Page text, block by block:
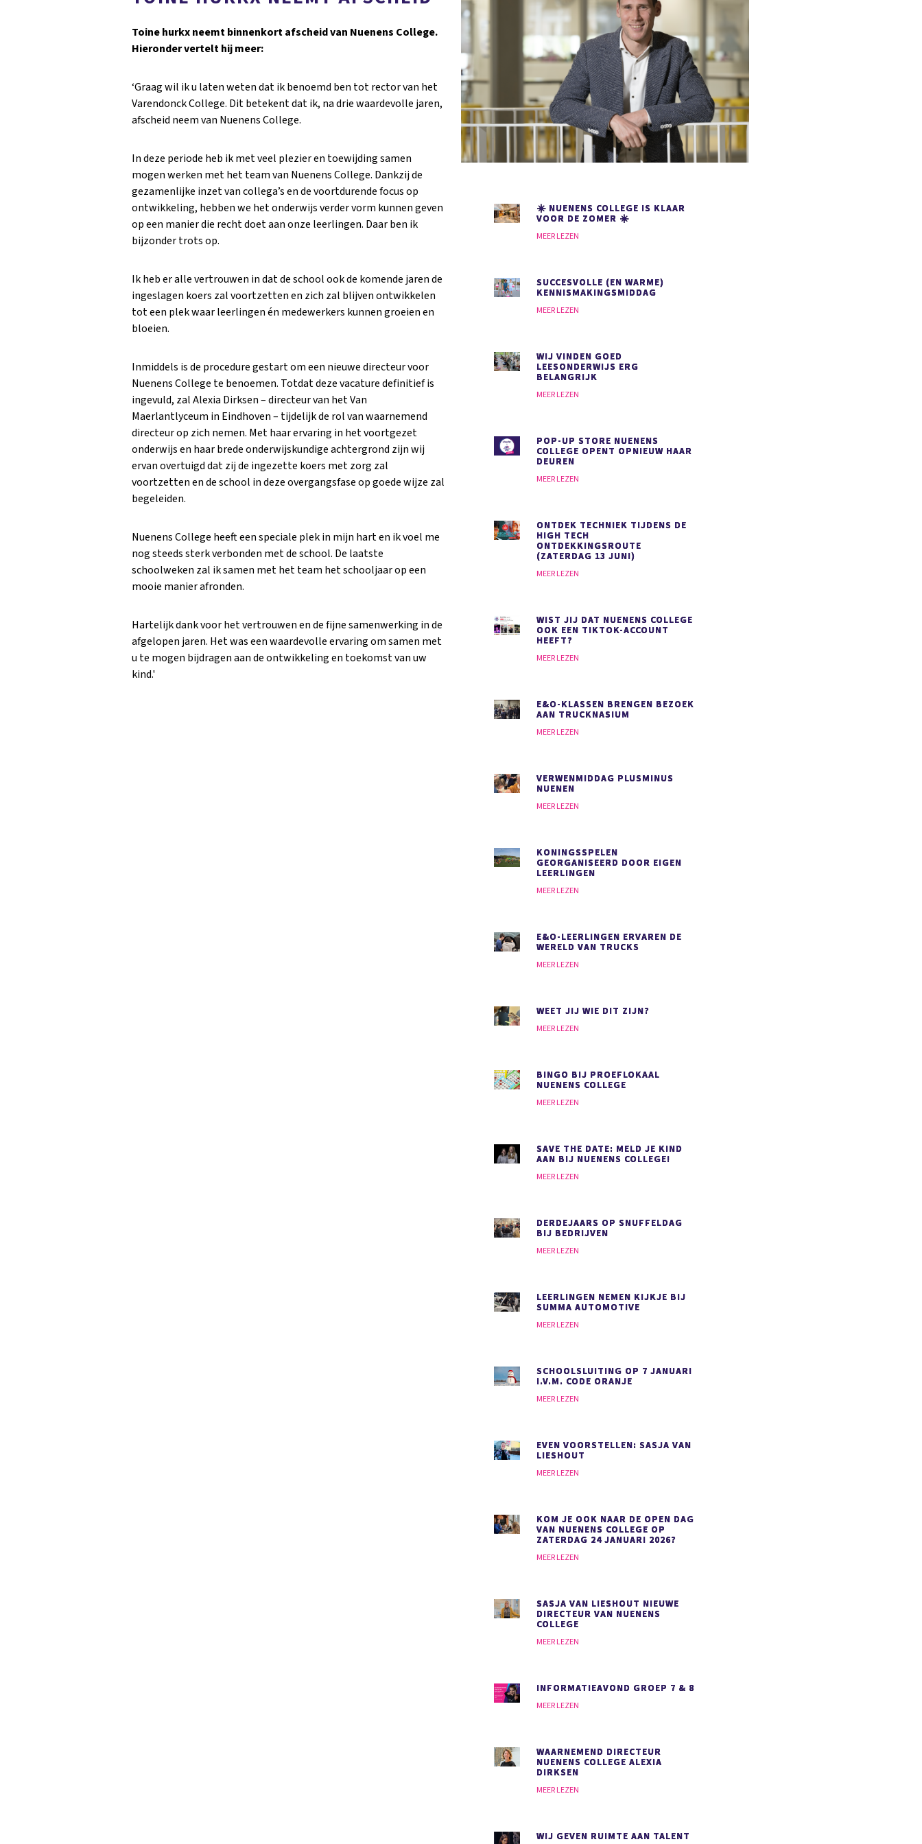
Toine hurkx neemt binnenkort afscheid van Nuenens College.
Hieronder vertelt hij meer:
‘Graag wil ik u laten weten dat ik benoemd ben tot rector van het
Varendonck College. Dit betekent dat ik, na drie waardevolle jaren,
afscheid neem van Nuenens College.
In deze periode heb ik met veel plezier en toewijding samen
mogen werken met het team van Nuenens College. Dankzij de
gezamenlijke inzet van collega’s en de voortdurende focus op
ontwikkeling, hebben we het onderwijs verder vorm kunnen geven
op een manier die recht doet aan onze leerlingen. Daar ben ik
bijzonder trots op.
Ik heb er alle vertrouwen in dat de school ook de komende jaren de
ingeslagen koers zal voortzetten en zich zal blijven ontwikkelen
tot een plek waar leerlingen én medewerkers kunnen groeien en
bloeien.
Inmiddels is de procedure gestart om een nieuwe directeur voor
Nuenens College te benoemen. Totdat deze vacature definitief is
ingevuld, zal Alexia Dirksen – directeur van het Van
Maerlantlyceum in Eindhoven – tijdelijk de rol van waarnemend
directeur op zich nemen. Met haar ervaring in het voortgezet
onderwijs en haar brede onderwijskundige achtergrond zijn wij
ervan overtuigd dat zij de ingezette koers met zorg zal
voortzetten en de school in deze overgangsfase op goede wijze zal
begeleiden.
Nuenens College heeft een speciale plek in mijn hart en ik voel me
nog steeds sterk verbonden met de school. De laatste
schoolweken zal ik samen met het team het schooljaar op een
mooie manier afronden.
Hartelijk dank voor het vertrouwen en de fijne samenwerking in de
afgelopen jaren. Het was een waardevolle ervaring om samen met
u te mogen bijdragen aan de ontwikkeling en toekomst van uw
kind.'
☀️ NUENENS COLLEGE IS KLAAR
VOOR DE ZOMER ☀️
MEER LEZEN
SUCCESVOLLE (EN WARME)
KENNISMAKINGSMIDDAG
MEER LEZEN
WIJ VINDEN GOED
LEESONDERWIJS ERG
BELANGRIJK
MEER LEZEN
POP-UP STORE NUENENS
COLLEGE OPENT OPNIEUW HAAR
DEUREN
MEER LEZEN
ONTDEK TECHNIEK TIJDENS DE
HIGH TECH
ONTDEKKINGSROUTE
(ZATERDAG 13 JUNI)
MEER LEZEN
WIST JIJ DAT NUENENS COLLEGE
OOK EEN TIKTOK-ACCOUNT
HEEFT?
MEER LEZEN
E&O-KLASSEN BRENGEN BEZOEK
AAN TRUCKNASIUM
MEER LEZEN
VERWENMIDDAG PLUSMINUS
NUENEN
MEER LEZEN
KONINGSSPELEN
GEORGANISEERD DOOR EIGEN
LEERLINGEN
MEER LEZEN
E&O-LEERLINGEN ERVAREN DE
WERELD VAN TRUCKS
MEER LEZEN
WEET JIJ WIE DIT ZIJN?
MEER LEZEN
BINGO BIJ PROEFLOKAAL
NUENENS COLLEGE
MEER LEZEN
SAVE THE DATE: MELD JE KIND
AAN BIJ NUENENS COLLEGE!
MEER LEZEN
DERDEJAARS OP SNUFFELDAG
BIJ BEDRIJVEN
MEER LEZEN
LEERLINGEN NEMEN KIJKJE BIJ
SUMMA AUTOMOTIVE
MEER LEZEN
SCHOOLSLUITING OP 7 JANUARI
I.V.M. CODE ORANJE
MEER LEZEN
EVEN VOORSTELLEN: SASJA VAN
LIESHOUT
MEER LEZEN
KOM JE OOK NAAR DE OPEN DAG
VAN NUENENS COLLEGE OP
ZATERDAG 24 JANUARI 2026?
MEER LEZEN
SASJA VAN LIESHOUT NIEUWE
DIRECTEUR VAN NUENENS
COLLEGE
MEER LEZEN
INFORMATIEAVOND GROEP 7 & 8
MEER LEZEN
WAARNEMEND DIRECTEUR
NUENENS COLLEGE ALEXIA
DIRKSEN
MEER LEZEN
WIJ GEVEN RUIMTE AAN TALENT